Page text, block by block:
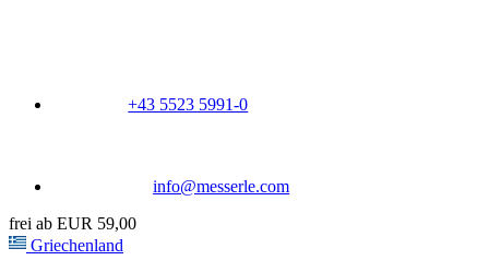
+43 5523 5991-0
info@messerle.com
frei ab EUR 59,00
Griechenland